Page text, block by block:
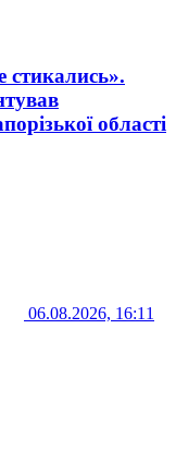
стикались».
області
06.08.2026, 16:11